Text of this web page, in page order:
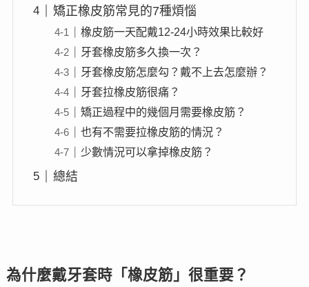
矯正橡皮筋常見的7種煩惱
橡皮筋一天配戴12-24小時效果比較好
牙套橡皮筋多久換一次？
牙套橡皮筋怎麼勾？戴不上去怎麼辦？
牙套拉橡皮筋很痛？
矯正過程中的幾個月需要橡皮筋？
也有不需要拉橡皮筋的情況？
少數情況可以拿掉橡皮筋？
總結
為什麼戴牙套時「橡皮筋」很重要？